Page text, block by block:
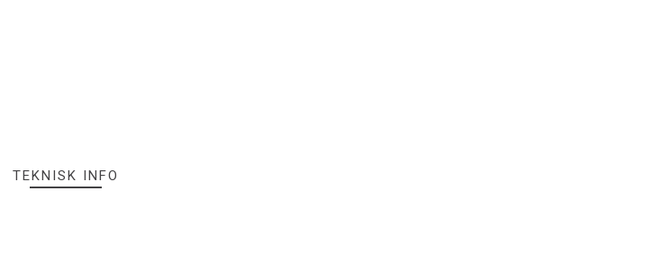
TEKNISK INFO